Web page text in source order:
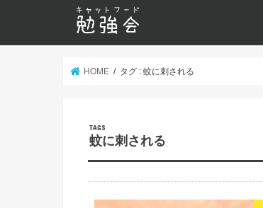
HOME タグ : 蚊に刺される
蚊に刺される